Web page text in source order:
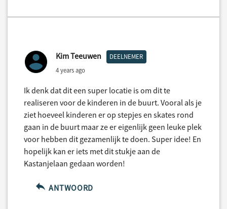
Kim Teeuwen DEELNEMER
4 years ago
Ik denk dat dit een super locatie is om dit te
realiseren voor de kinderen in de buurt. Vooral als je
ziet hoeveel kinderen er op stepjes en skates rond
gaan in de buurt maar ze er eigenlijk geen leuke plek
voor hebben dit gezamenlijk te doen. Super idee! En
hopelijk kan er iets met dit stukje aan de
Kastanjelaan gedaan worden!
ANTWOORD